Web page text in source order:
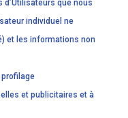
que nous
individuel ne
et les informations non
profilage
et publicitaires et à